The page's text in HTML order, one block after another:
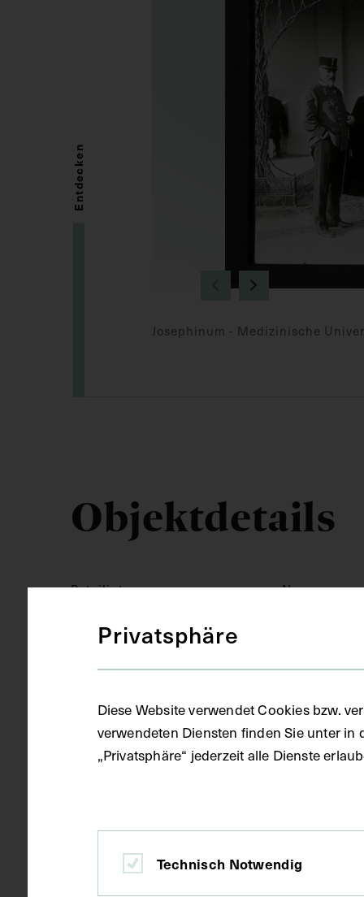
Josephinum - Medizinische
Entdecken
Objektdetails
Beteiligte Name
Julius
Otto
Alexander
Richard
Julius
Sándor
Heinrich
Privatsphäre
Diese Website verwendet Cookies bzw.
verwendeten Diensten finden Sie unter
„Privatsphäre“ jederzeit alle Dienste
Technisch Notwendig